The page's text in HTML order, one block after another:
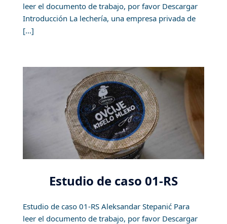
leer el documento de trabajo, por favor Descargar
Introducción La lechería, una empresa privada de
[…]
Estudio de caso 01-RS
Estudio de caso 01-RS Aleksandar Stepanić Para
leer el documento de trabajo, por favor Descargar